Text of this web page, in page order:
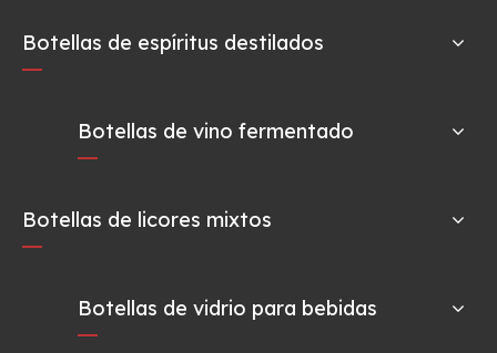
Botellas de espíritus destilados
Botellas de vino fermentado
Botellas de licores mixtos
Botellas de vidrio para bebidas